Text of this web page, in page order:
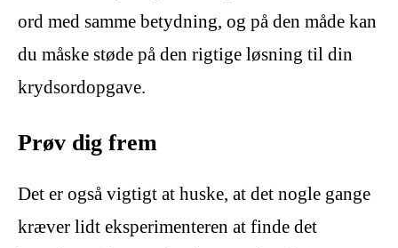
ord med samme betydning, og på den måde kan
du måske støde på den rigtige løsning til din
krydsordopgave.
Prøv dig frem
Det er også vigtigt at huske, at det nogle gange
kræver lidt eksperimenteren at finde det